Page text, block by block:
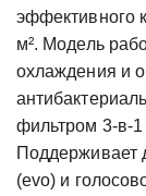
эффективного
м². Модель
охлаждения и
фильтром
Поддерживает
(evo) и